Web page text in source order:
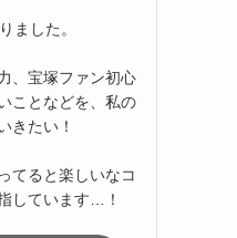
ました。
、宝塚ファン初心
ことなどを、私の
きたい！
てると楽しいなコ
しています…！